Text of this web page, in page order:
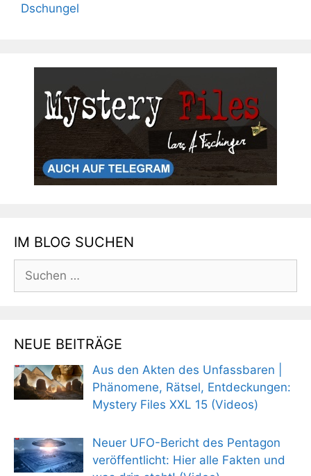
Dschungel
IM BLOG SUCHEN
nach:
NEUE BEITRÄGE
Aus den Akten des Unfassbaren |
Phänomene, Rätsel, Entdeckungen:
Mystery Files XXL 15 (Videos)
Neuer UFO-Bericht des Pentagon
veröffentlicht: Hier alle Fakten und